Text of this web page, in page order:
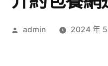
作
admin 2024 年 5